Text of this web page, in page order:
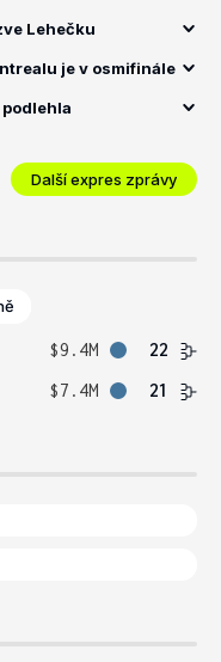
Lehečku
je v osmifinále
Další expres zprávy
$9.4M
22
$7.4M 21